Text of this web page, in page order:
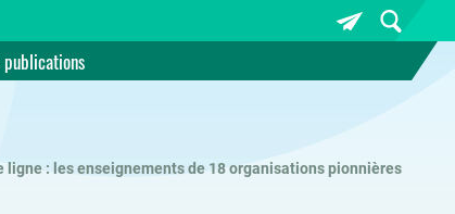
publications
: les enseignements de 18 organisations pionnières